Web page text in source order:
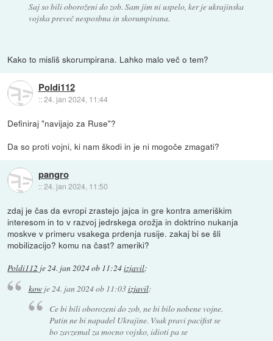
Saj so bili oboroženi do zob. Sam jim ni uspelo, ker je ukrajinska
vojska preveč nesposbna in skorumpirana.
Kako to misliš skorumpirana. Lahko malo več o tem?
Poldi112
::24. jan 2024, 11:44
Definiraj "navijajo za Ruse"?
Da so proti vojni, ki nam škodi in je ni mogoče zmagati?
pangro
::24. jan 2024, 11:50
zdaj je čas da evropi zrastejo jajca in gre kontra ameriškim
interesom in to v razvoj jedrskega orožja in doktrino nukanja
moskve v primeru vsakega prdenja rusije. zakaj bi se šli
mobilizacijo? komu na čast? ameriki?
Poldi112 je24. jan 2024 ob 11:24izjavil:
kowje24. jan 2024 ob 11:03izjavil:
Ce bi bili oborozeni do zob, ne bi bilo nobene vojne.
Putin ne bi napadel Ukrajine. Vsak pravi pacifist se
bo zavzemal za mocno vojsko, idioti pa se